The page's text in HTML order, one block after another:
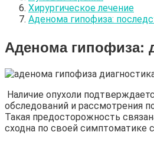
Хирургическое лечение
Аденома гипофиза:
Аденома гипофиза:
Наличие опухоли
обследований и рассмотрения
Такая предосторожность
сходна по своей симптоматике